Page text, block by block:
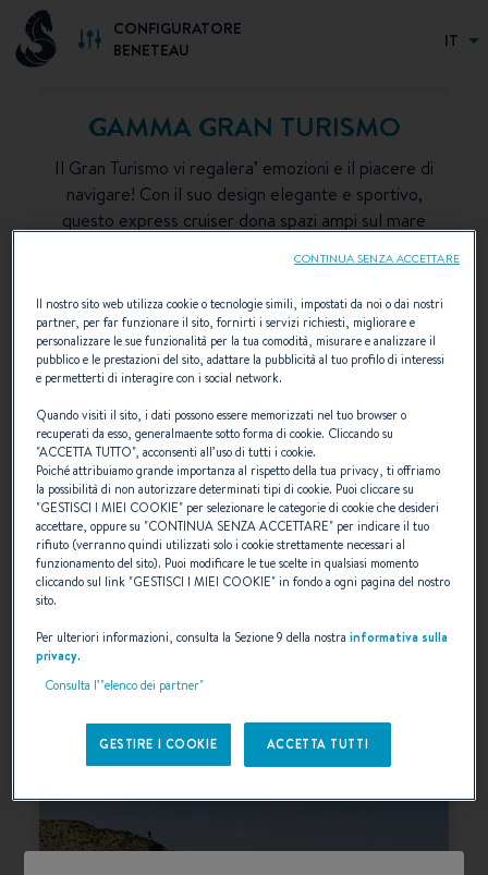
CONFIGURATORE
BENETEAU
IT
GAMMA GRAN TURISMO
Il Gran Turismo vi regalera’ emozioni e il piacere di
navigare! Con il suo design elegante e sportivo,
questo express cruiser dona spazi ampi sul mare
GRAN TURISMO 35
Il nostro sito web utilizza cookie o tecnologie simili, impostati da noi o dai nostri
partner, per far funzionare il sito, fornirti i servizi richiesti, migliorare e
personalizzare le sue funzionalità per la tua comodità, misurare e analizzare il
pubblico e le prestazioni del sito, adattare la pubblicità al tuo profilo di interessi
e permetterti di interagire con i social network.
Quando visiti il sito, i dati possono essere memorizzati nel tuo browser o
recuperati da esso, generalmaente sotto forma di cookie. Cliccando su
"ACCETTA TUTTO", acconsenti all’uso di tutti i cookie.
Poiché attribuiamo grande importanza al rispetto della tua privacy, ti offriamo
la possibilità di non autorizzare determinati tipi di cookie. Puoi cliccare su
"GESTISCI I MIEI COOKIE" per selezionare le categorie di cookie che desideri
accettare, oppure su "CONTINUA SENZA ACCETTARE" per indicare il tuo
rifiuto (verranno quindi utilizzati solo i cookie strettamente necessari al
funzionamento del sito). Puoi modificare le tue scelte in qualsiasi momento
cliccando sul link "GESTISCI I MIEI COOKIE" in fondo a ogni pagina del nostro
sito.
Per ulteriori informazioni, consulta la Sezione 9 della nostrainformativa sulla
privacy.
Consulta l’"elenco dei partner"
GESTIRE I COOKIE ACCETTA TUTTI
CONTINUA SENZA ACCETTARE